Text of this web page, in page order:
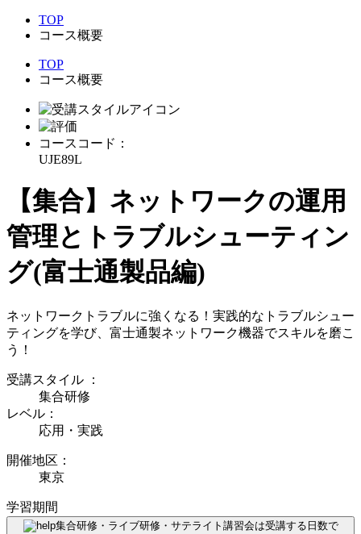
TOP
コース概要
TOP
コース概要
コースコード：
UJE89L
【集合】ネットワークの運用
管理とトラブルシューティン
グ(富士通製品編)
ネットワークトラブルに強くなる！実践的なトラブルシュー
ティングを学び、富士通製ネットワーク機器でスキルを磨こ
う！
受講スタイル ：
集合研修
レベル：
応用・実践
開催地区：
東京
学習期間
集合研修・ライブ研修・サテライト講習会は受講する日数で